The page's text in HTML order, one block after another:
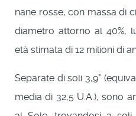
nane rosse, con massa di
diametro attorno al 40%,
età stimata di 12 milioni di
Separate di soli 3,9"
media di 32,5 U.A.), sono